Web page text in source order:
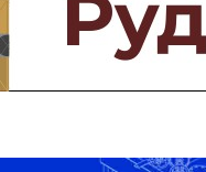
Предприятия и компании
Интервью
Выставки, Конференции